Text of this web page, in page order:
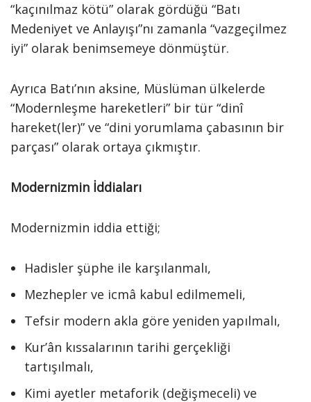
“kaçınılmaz kötü” olarak gördüğü “Batı
Medeniyet ve Anlayışı”nı zamanla “vazgeçilmez
iyi” olarak benimsemeye dönmüştür.
Ayrıca Batı’nın aksine, Müslüman ülkelerde
“Modernleşme hareketleri” bir tür “dinî
hareket(ler)” ve “dini yorumlama çabasının bir
parçası” olarak ortaya çıkmıştır.
Modernizmin İddiaları
Modernizmin iddia ettiği;
Hadisler şüphe ile karşılanmalı,
Mezhepler ve icmâ kabul edilmemeli,
Tefsir modern akla göre yeniden yapılmalı,
Kur’ân kıssalarının tarihi gerçekliği
tartışılmalı,
Kimi ayetler metaforik (değişmeceli) ve